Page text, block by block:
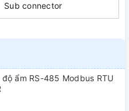
Sub connector
ẩm RS-485 Modbus RTU